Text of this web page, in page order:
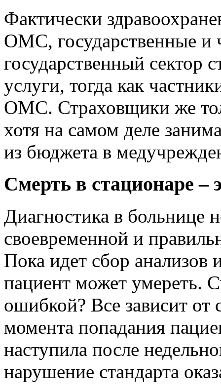
Фактически
ОМС, государственные и
государственный сектор
услуги, тогда как
ОМС. Страховщики же
хотя на самом деле
из бюджета в
Смерть в стационаре –
Диагностика в больнице
своевременной и
Пока идет сбор анализов
пациент может умереть.
ошибкой? Все зависит
момента попадания
наступила после
нарушение стандарта